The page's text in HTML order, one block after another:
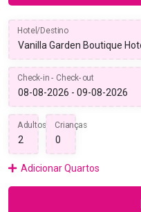
Hotel/Destino
Check-in - Check-out
Adultos Crianças
Adicionar Quartos